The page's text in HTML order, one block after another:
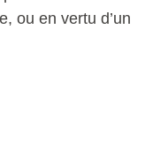
ou en vertu d’un